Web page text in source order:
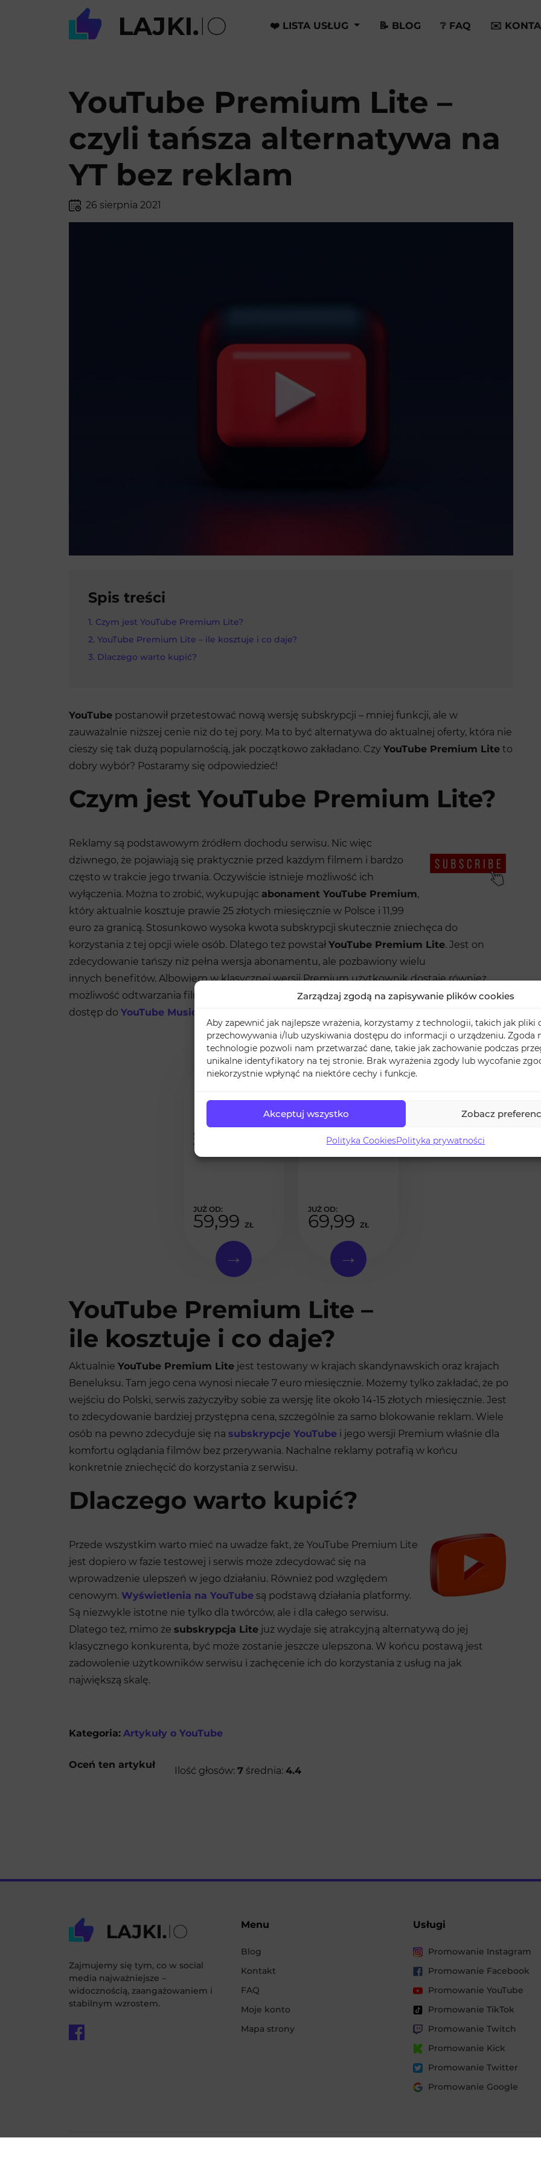
Zarządzaj zgodą na zapisywanie plików cookies
Aby zapewnić jak najlepsze wrażenia, korzystamy z technologii, takich jak pliki
przechowywania i/lub uzyskiwania dostępu do informacji o urządzeniu. Zgoda
technologie pozwoli nam przetwarzać dane, takie jak zachowanie podczas
unikalne identyfikatory na tej stronie. Brak wyrażenia zgody lub wycofanie
niekorzystnie wpłynąć na niektóre cechy i funkcje.
Akceptuj wszystko Zobacz
Polityka CookiesPolityka prywatności
❤️ LISTA USŁUG 📝 BLOG ❔ FAQ ✉️
YouTube Premium Lite –
czyli tańsza alternatywa na
YT bez reklam
26 sierpnia 2021
Spis treści
Czym jest YouTube Premium Lite?
YouTube Premium Lite – ile kosztuje i co daje?
Dlaczego warto kupić?
YouTube postanowił przetestować nową wersję subskrypcji – mniej funkcji, ale w
zauważalnie niższej cenie niż do tej pory. Ma to być alternatywa do aktualnej oferty, która nie
cieszy się tak dużą popularnością, jak początkowo zakładano. Czy YouTube Premium Lite to
dobry wybór? Postaramy się odpowiedzieć!
Czym jest YouTube Premium Lite?
Reklamy są podstawowym źródłem dochodu serwisu. Nic więc
dziwnego, że pojawiają się praktycznie przed każdym filmem i bardzo
często w trakcie jego trwania. Oczywiście istnieje możliwość ich
wyłączenia. Można to zrobić, wykupując abonament YouTube Premium,
który aktualnie kosztuje prawie 25 złotych miesięcznie w Polsce i 11,99
euro za granicą. Stosunkowo wysoka kwota subskrypcji skutecznie zniechęca do
korzystania z tej opcji wiele osób. Dlatego też powstał YouTube Premium Lite. Jest on
zdecydowanie tańszy niż pełna wersja abonamentu, ale pozbawiony wielu
innych benefitów. Albowiem w klasycznej wersji Premium użytkownik dostaje również
możliwość odtwarzania filmów w tle, pobierania ich i odtwarzania w trybie offline oraz
dostęp do YouTube Music
Subskrypcje na
YouTube
59,99 ZŁ
Widzowie Live
na YouTube
69,99 ZŁ
YouTube Premium Lite –
ile kosztuje i co daje?
Aktualnie YouTube Premium Lite jest testowany w krajach skandynawskich oraz krajach
Beneluksu. Tam jego cena wynosi niecałe 7 euro miesięcznie. Możemy tylko zakładać, że po
wejściu do Polski, serwis zażyczyłby sobie za wersję lite około 14-15 złotych miesięcznie. Jest
to zdecydowanie bardziej przystępna cena, szczególnie za samo blokowanie reklam. Wiele
osób na pewno zdecyduje się na subskrypcje YouTube i jego wersji Premium właśnie dla
komfortu oglądania filmów bez przerywania. Nachalne reklamy potrafią w końcu
konkretnie zniechęcić do korzystania z serwisu.
Dlaczego warto kupić?
Przede wszystkim warto mieć na uwadze fakt, że YouTube Premium Lite
jest dopiero w fazie testowej i serwis może zdecydować się na
wprowadzenie ulepszeń w jego działaniu. Również pod względem
cenowym. Wyświetlenia na YouTube są podstawą działania platformy.
Są niezwykle istotne nie tylko dla twórców, ale i dla całego serwisu.
Dlatego też, mimo że subskrypcja Lite już wydaje się atrakcyjną alternatywą do jej
klasycznego konkurenta, być może zostanie jeszcze ulepszona. W końcu postawą jest
zadowolenie użytkowników serwisu i zachęcenie ich do korzystania z usług na jak
największą skalę.
Kategoria: Artykuły o YouTube
Oceń ten artykuł
Ilość głosów: 7 średnia: 4.4
Zajmujemy się tym, co w social
media najważniejsze –
widocznością, zaangażowaniem i
stabilnym wzrostem.
Menu
Blog
Kontakt
FAQ
Moje konto
Mapa strony
Usługi
Promowanie Instagram
Promowanie Facebook
Promowanie YouTube
Promowanie TikTok
Promowanie Twitch
Promowanie Kick
Promowanie Twitter
Promowanie Google